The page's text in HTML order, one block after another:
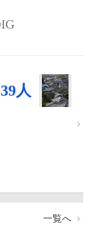
人
一覧へ